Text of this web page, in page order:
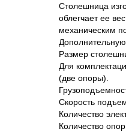
Столешница
облегчает ее
механическим
Дополнительную
Размер
Для
(две опоры).
Скорость
Количество
Количество